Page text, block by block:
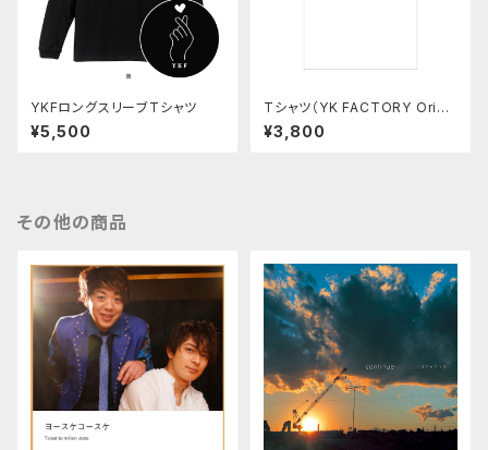
YKFロングスリーブTシャツ
¥5,500
Tシャツ（YK FACTORY Origi
nal goods 2020 summer）
¥3,800
その他の商品